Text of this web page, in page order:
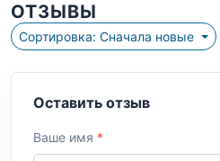
ОТЗЫВЫ
Сортировка: Сначала новые
Оставить отзыв
Ваше имя *